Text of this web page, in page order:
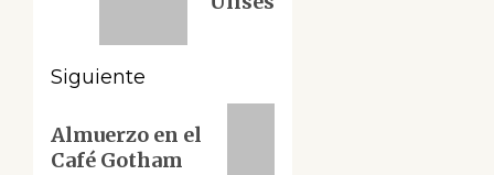
Siguiente
entrada:
Almuerzo en el
Café Gotham